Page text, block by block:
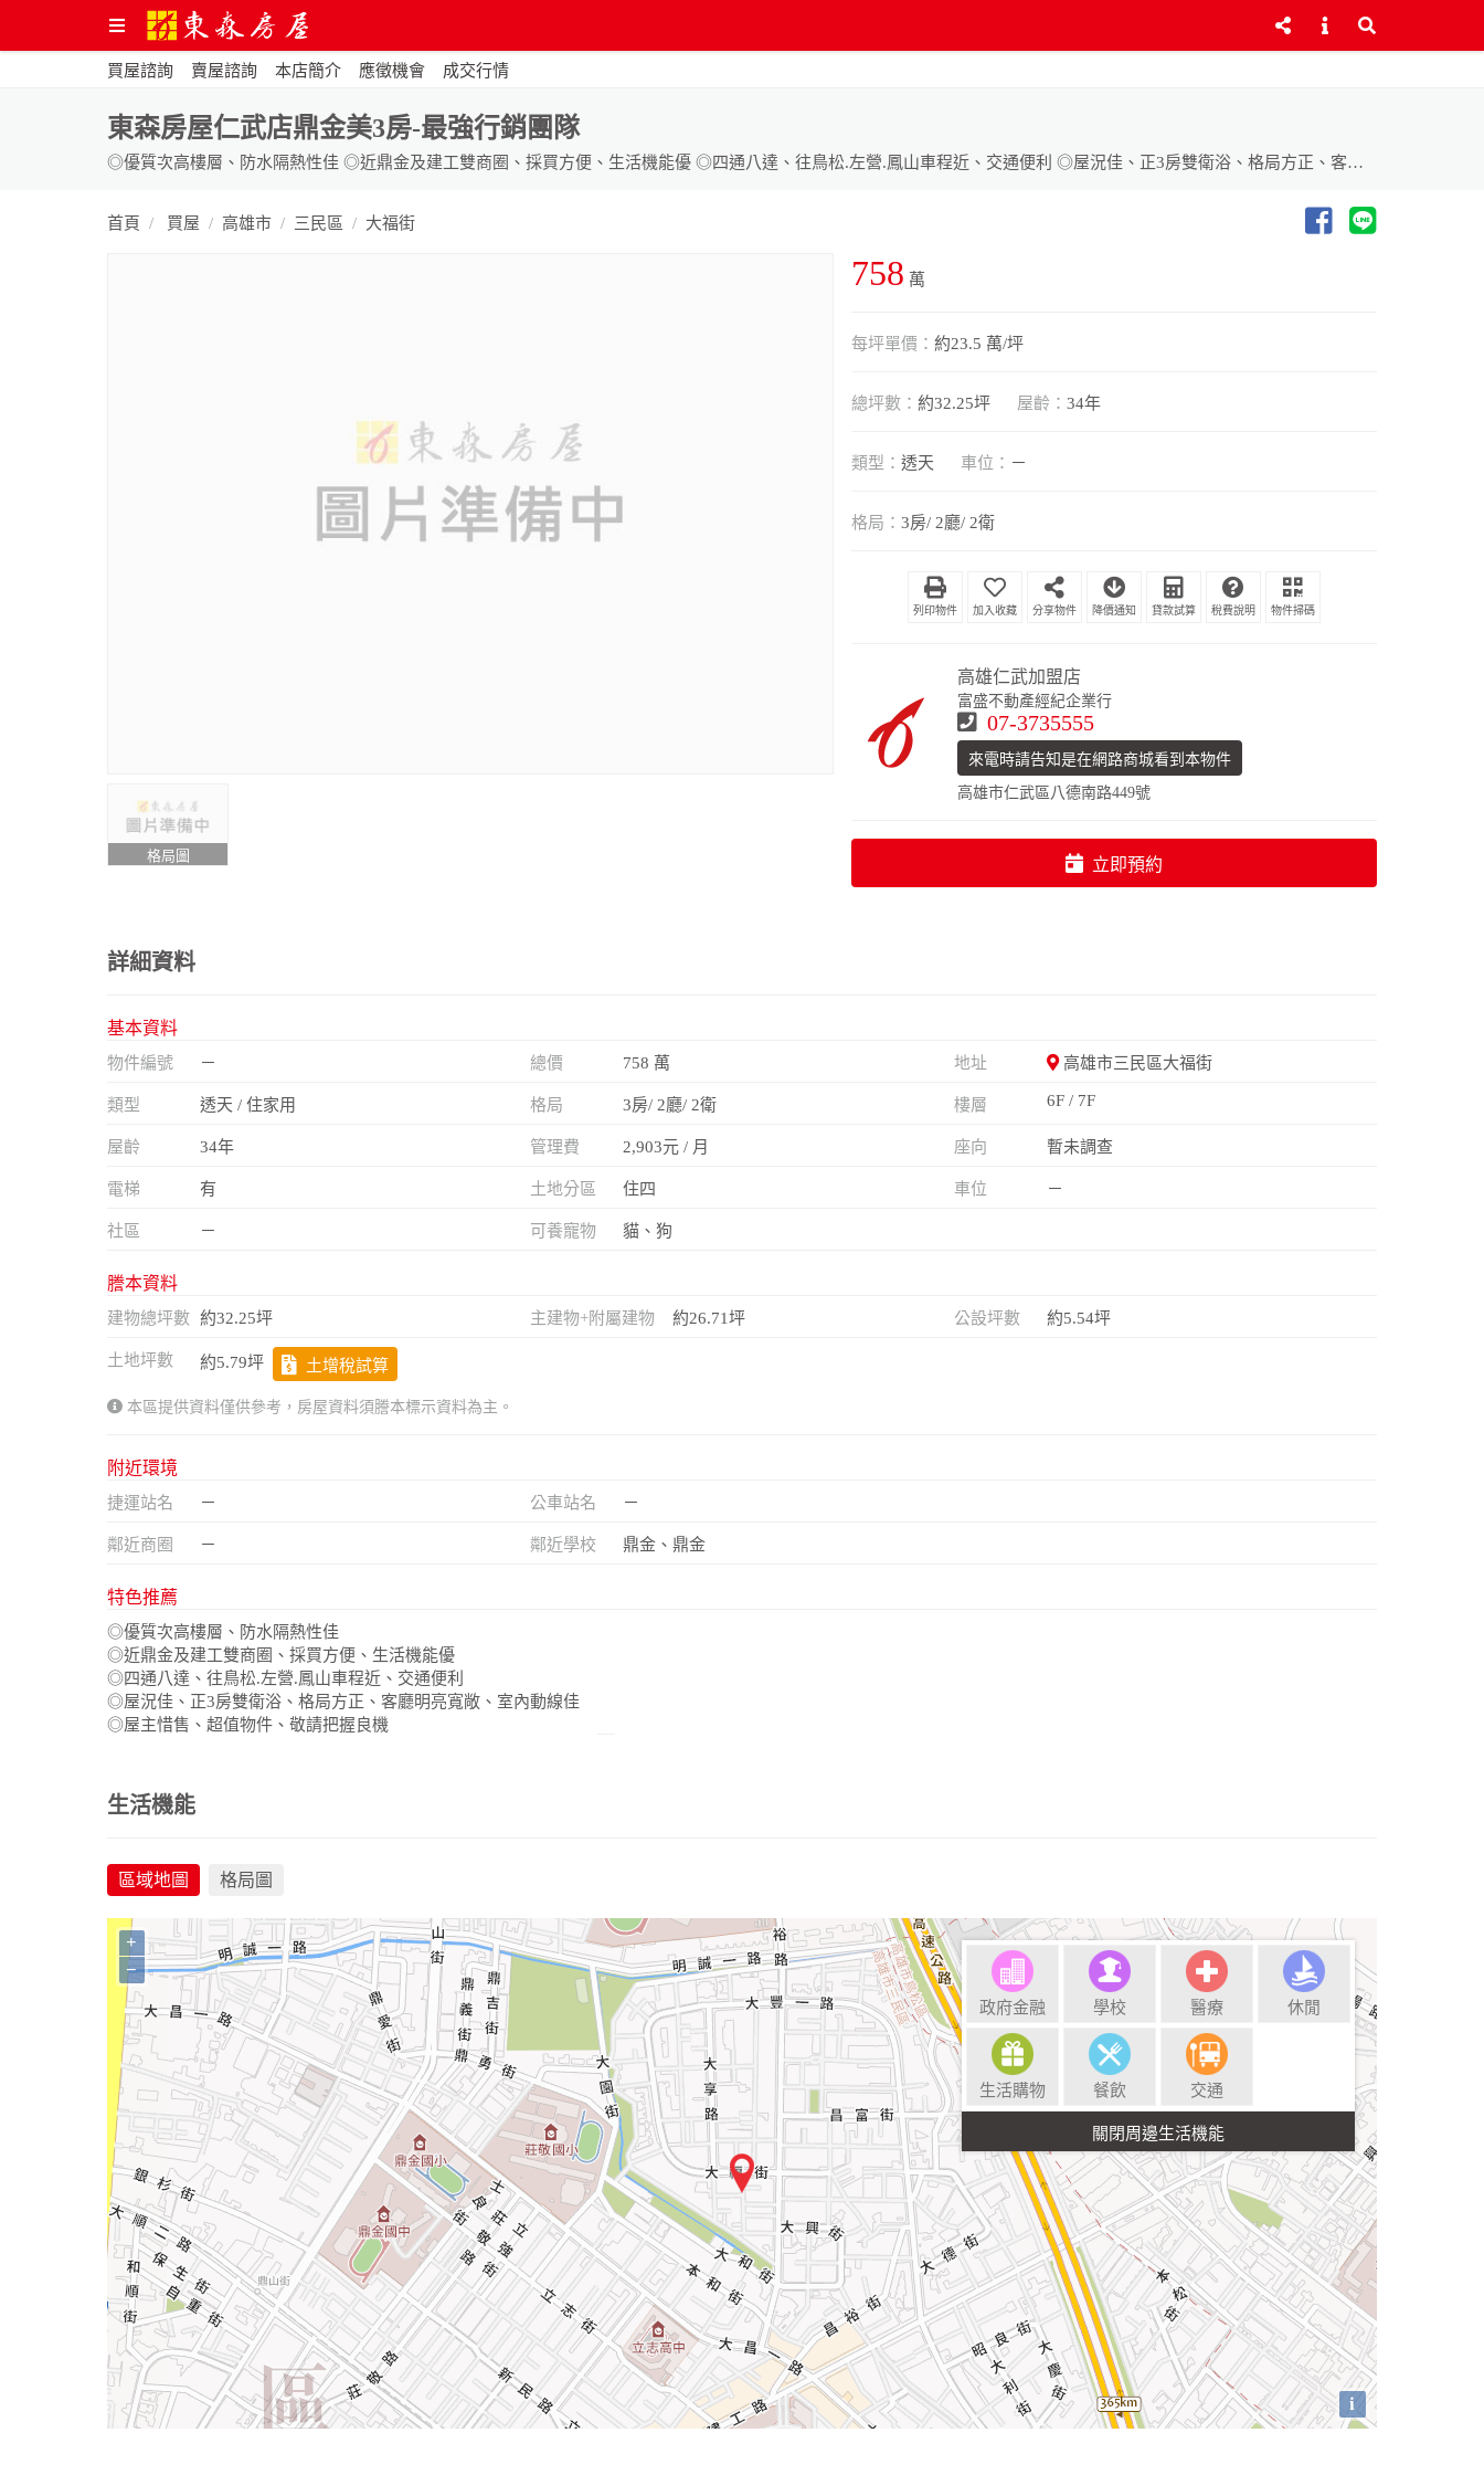
買屋諮詢 賣屋諮詢 本店簡介 應徵機會 成交行情
東森房屋仁武店鼎金美3房-最強行銷團隊
◎優質次高樓層、防水隔熱性佳 ◎近鼎金及建工雙商圈、採買方便、生活機能優 ◎四通八達、往鳥松.左營.鳳山車程近、交通便利 ◎屋況佳、正3房雙衛浴、格局方正、客廳明亮寬敞、室內動線佳 ◎屋主惜售、超值物件、敬請把握良機
首頁 買屋 高雄市 三民區 大福街
格局圖
758 萬
每坪單價： 約23.5 萬/坪
總坪數： 約32.25坪 屋齡： 34年
類型： 透天 車位： －
格局： 3房/ 2廳/ 2衛
列印物件 分享物件 降價通知 貸款試算 稅費說明 物件掃碼
高雄仁武加盟店
富盛不動產經紀企業行
07-3735555
來電時請告知是在網路商城看到本物件
高雄市仁武區八德南路449號
立即預約
詳細資料
基本資料
物件編號 － 總價 758 萬 地址 高雄市三民區大福街
類型 透天 / 住家用 格局 3房/ 2廳/ 2衛 樓層 6F / 7F
屋齡 34年 管理費 2,903元 / 月 座向 暫未調查
電梯 有 土地分區 住四 車位 －
社區 － 可養寵物 貓、狗
謄本資料
建物總坪數 約32.25坪 主建物+附屬建物 約26.71坪 公設坪數 約5.54坪
土地坪數 約5.79坪 土增稅試算
本區提供資料僅供參考，房屋資料須謄本標示資料為主。
附近環境
捷運站名 － 公車站名 －
鄰近商圈 － 鄰近學校 鼎金、鼎金
特色推薦
◎優質次高樓層、防水隔熱性佳
◎近鼎金及建工雙商圈、採買方便、生活機能優
◎四通八達、往鳥松.左營.鳳山車程近、交通便利
◎屋況佳、正3房雙衛浴、格局方正、客廳明亮寬敞、室內動線佳
◎屋主惜售、超值物件、敬請把握良機
生活機能
區域地圖 格局圖
政府金融 學校 醫療 休閒
生活購物 餐飲 交通
+
−
i